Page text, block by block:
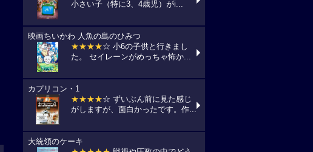
小さい子（特に3、4歳児）がi...
映画ちいかわ 人魚の島のひみつ
★★★★☆ 小6の子供と行きまし
た。 セイレーンがめっちゃ怖か...
カプリコン・1
★★★★☆ ずいぶん前に見た感じ
がしますが、面白かったです。作...
大統領のケーキ